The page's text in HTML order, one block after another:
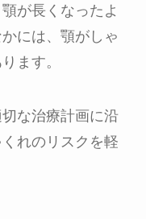
が長くなったよ
には、顎がしゃ
ます。
な治療計画に沿
れのリスクを軽